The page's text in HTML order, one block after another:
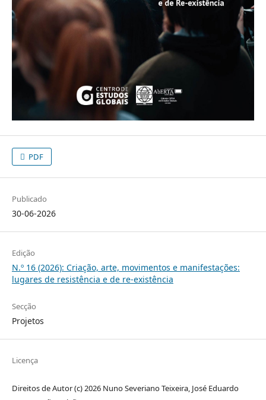
PDF
Publicado
30-06-2026
Edição
N.º 16 (2026): Criação, arte, movimentos e manifestações:
lugares de resistência e de re-existência
Secção
Projetos
Licença
Direitos de Autor (c) 2026 Nuno Severiano Teixeira, José Eduardo